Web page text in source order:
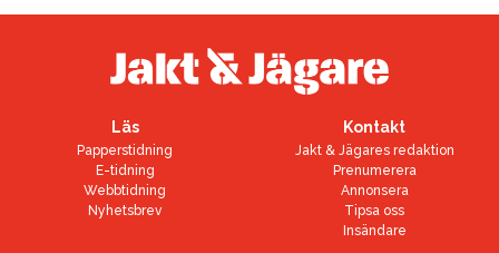
Läs
Papperstidning
E-tidning
Webbtidning
Nyhetsbrev
Kontakt
Jakt & Jägares redaktion
Prenumerera
Annonsera
Tipsa oss
Insändare